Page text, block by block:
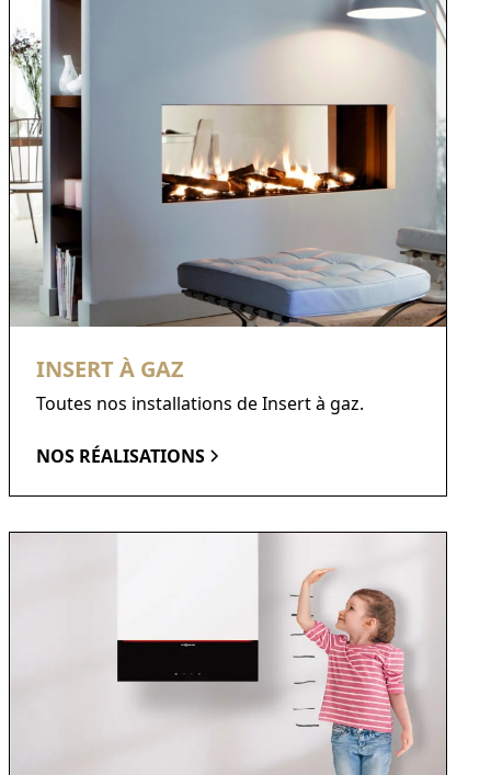
INSERT À GAZ
Toutes nos installations de Insert à gaz.
NOS RÉALISATIONS